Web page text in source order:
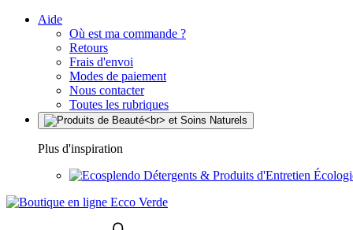
Aide
Où est ma commande ?
Retours
Frais d'envoi
Modes de paiement
Nous contacter
Toutes les rubriques
Plus d'inspiration
Détergents & Produits d'Entretien